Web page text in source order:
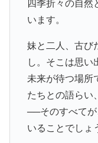
四季折々の自然
います。
妹と二人、古び
し。そこは思い
未来が待つ場所
たちとの語らい
──そのすべてが
いることでしょ